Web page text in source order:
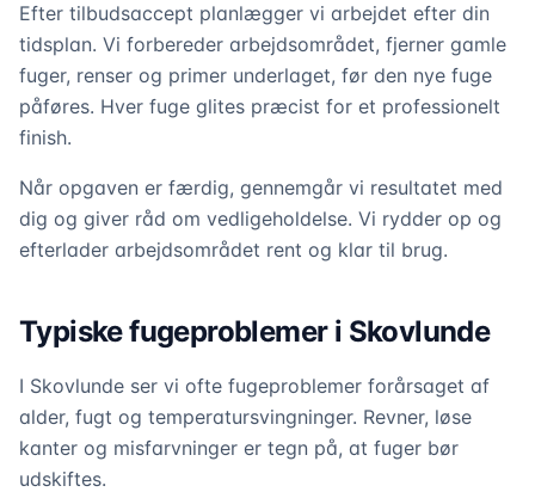
Efter tilbudsaccept planlægger vi arbejdet efter din
tidsplan. Vi forbereder arbejdsområdet, fjerner gamle
fuger, renser og primer underlaget, før den nye fuge
påføres. Hver fuge glites præcist for et professionelt
finish.
Når opgaven er færdig, gennemgår vi resultatet med
dig og giver råd om vedligeholdelse. Vi rydder op og
efterlader arbejdsområdet rent og klar til brug.
Typiske fugeproblemer i Skovlunde
I Skovlunde ser vi ofte fugeproblemer forårsaget af
alder, fugt og temperatursvingninger. Revner, løse
kanter og misfarvninger er tegn på, at fuger bør
udskiftes.